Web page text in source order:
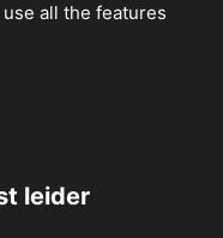
all the features
leider